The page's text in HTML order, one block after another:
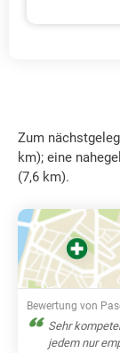
Zum
km); eine
(7,6 km).
Bewertung von
Sehr
jedem nur